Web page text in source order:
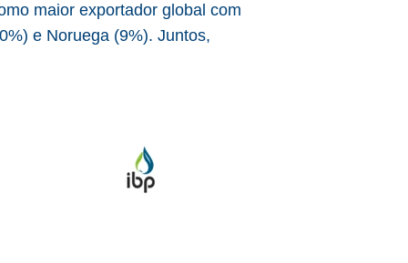
maior exportador global com
e Noruega (9%). Juntos,